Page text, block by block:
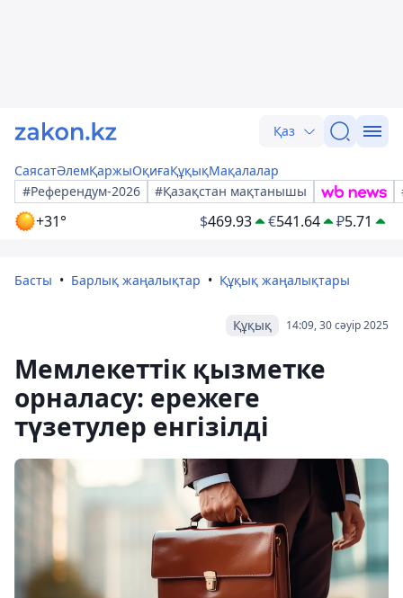
Қаз
СаясатӘлемҚаржыОқиғаҚұқықМақалалар
#Референдум-2026
#Қазақстан мақтанышы
+31° $469.93 €541.64 ₽5.71
Басты Барлық жаңалықтар Құқық жаңалықтары
14:09, 30 сәуір 2025
Құқық
Мемлекеттік қызметке
орналасу: ережеге
түзетулер енгізілді